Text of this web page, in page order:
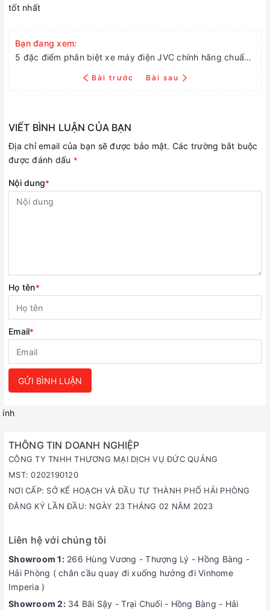
tốt nhất
Bạn đang xem:
5 đặc điểm phân biệt xe máy điện JVC chính hãng chuẩn nhất
Bài trước Bài sau
VIẾT BÌNH LUẬN CỦA BẠN
Địa chỉ email của bạn sẽ được bảo mật. Các trường bắt buộc
được đánh dấu *
Nội dung*
Họ tên*
Email*
GỬI BÌNH LUẬN
ính
THÔNG TIN DOANH NGHIỆP
CÔNG TY TNHH THƯƠNG MẠI DỊCH VỤ ĐỨC QUẢNG
MST: 0202190120
NƠI CẤP: SỞ KẾ HOẠCH VÀ ĐẦU TƯ THÀNH PHỐ HẢI PHÒNG
ĐĂNG KÝ LẦN ĐẦU: NGÀY 23 THÁNG 02 NĂM 2023
Liên hệ với chúng tôi
Showroom 1:266 Hùng Vương - Thượng Lý - Hồng Bàng -
Hải Phòng ( chân cầu quay đi xuống hướng đi Vinhome
Imperia )
Showroom 2:34 Bãi Sậy - Trại Chuối - Hồng Bàng - Hải